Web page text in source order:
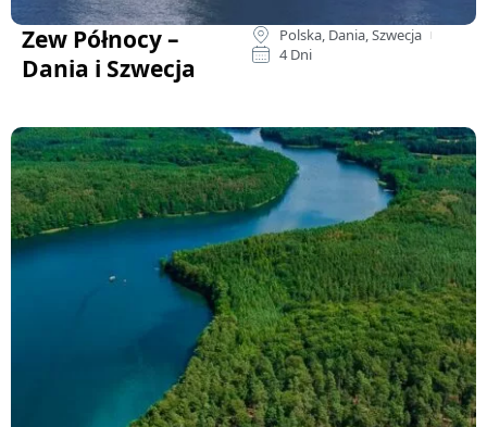
Zew Północy –
Dania i Szwecja
Polska, Dania, Szwecja
4 Dni